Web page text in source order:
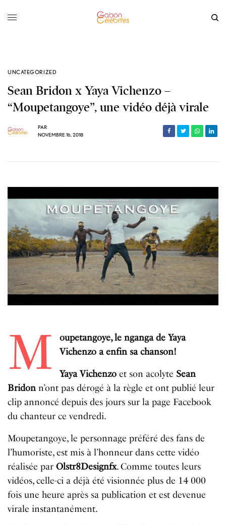
UNCATEGORIZED
Sean Bridon x Yaya Vichenzo –
“Moupetangoye”, une vidéo déjà virale
PAR
NOVEMBRE 16, 2018
M
oupetangoye, le nganga de Yaya
Vichenzo a enfin sa chanson!
Yaya Vichenzoet son acolyte Sean
Bridon n’ont pas dérogé à la règle et ont publié leur
clip annoncé depuis des jours sur la page Facebook
du chanteur ce vendredi.
Moupetangoye, le personnage préféré des fans de
l’humoriste, est mis à l’honneur dans cette vidéo
réalisée parOlstr8Designfx. Comme toutes leurs
vidéos, celle-ci a déjà été visionnée plus de 14 000
fois une heure après sa publication et est devenue
virale instantanément.